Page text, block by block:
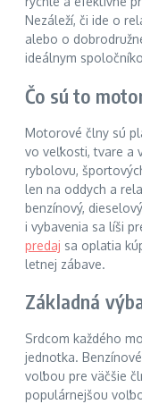
Nezáleží, či ide o
alebo o
ideálnym
Čo sú to
Motorové člny sú
vo veľkosti, tvare a
rybolovu,
len na oddych a
benzínový,
i vybavenia sa líši
predaj sa oplatia
letnej zábave.
Základná
Srdcom každého
jednotka.
voľbou pre väčšie
populárnejšou